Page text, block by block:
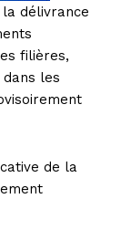
délivrance
filières,
les
de la